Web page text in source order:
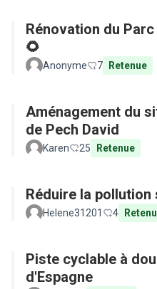
Rénovation du
🌻
Anonyme 7 Retenue
Aménagement du
de Pech David
Karen 25 Retenue
Réduire la pollution
Helene31201 4
Piste cyclable à
d'Espagne